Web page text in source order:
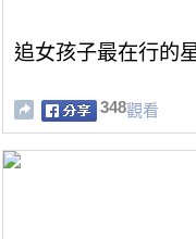
追女孩子最在行的
348觀看